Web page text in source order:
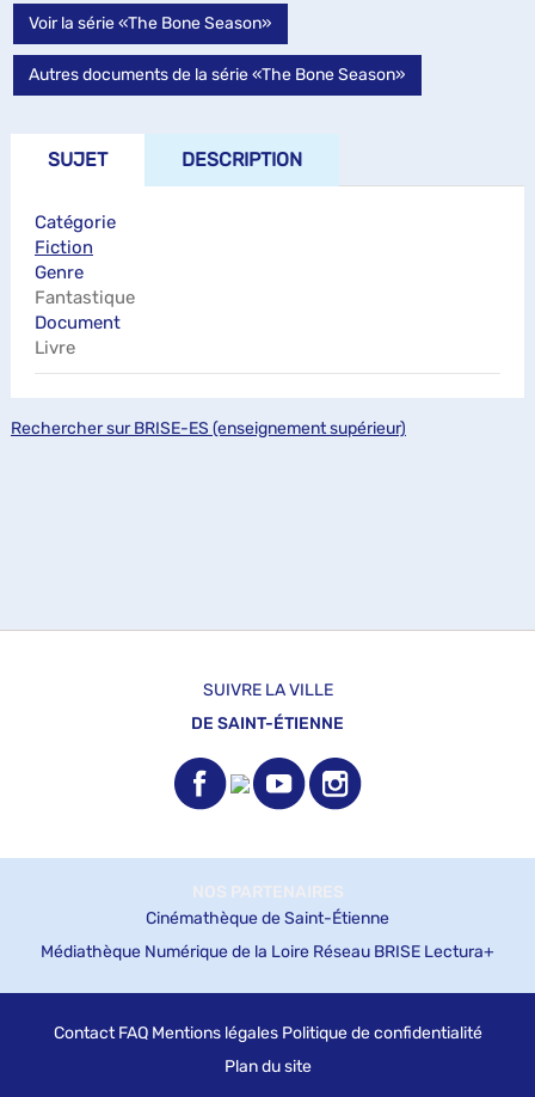
Voir la série «The Bone Season»
Autres documents de la série «The Bone Season»
SUJET DESCRIPTION
Catégorie
Fiction
Genre
Fantastique
Document
Livre
Rechercher sur BRISE-ES (enseignement supérieur)
SUIVRE LA VILLE
DE SAINT-ÉTIENNE
NOS PARTENAIRES
Cinémathèque de Saint-Étienne
Médiathèque Numérique de la Loire Réseau BRISE Lectura+
Contact FAQ Mentions légales Politique de confidentialité
Plan du site